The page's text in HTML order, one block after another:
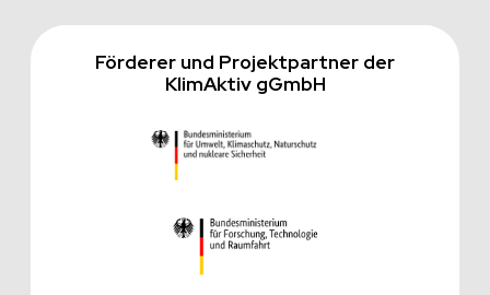
Förderer und Projektpartner der
KlimAktiv gGmbH